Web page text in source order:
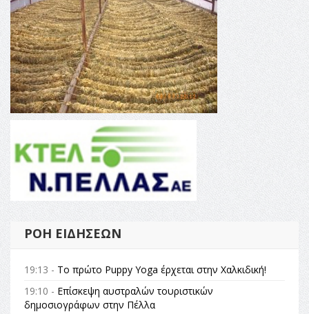
ΡΟΉ ΕΙΔΉΣΕΩΝ
19:13 - Το πρώτο Puppy Yoga έρχεται στην Χαλκιδική!
19:10 - Επίσκεψη αυστραλών τουριστικών
δημοσιογράφων στην Πέλλα